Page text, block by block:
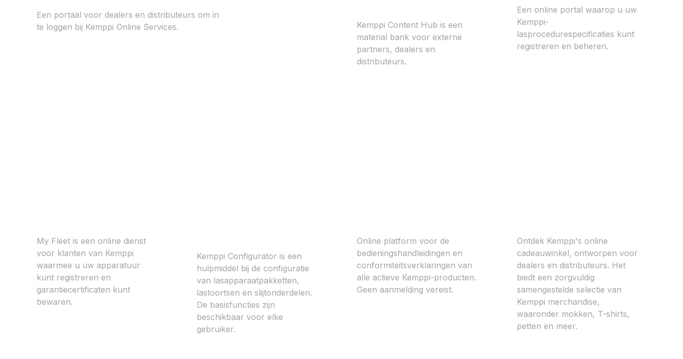
Een portaal voor dealers en distributeurs om in
te loggen bij Kemppi Online Services.
Kemppi Content Hub is een
material bank voor externe
partners, dealers en
distributeurs.
Een online portal waarop u uw
Kemppi-
lasprocedurespecificaties kunt
registreren en beheren.
My Fleet is een online dienst
voor klanten van Kemppi
waarmee u uw apparatuur
kunt registreren en
garantiecertificaten kunt
bewaren.
Kemppi Configurator is een
hulpmiddel bij de configuratie
van lasapparaatpakketten,
lastoortsen en slijtonderdelen.
De basisfuncties zijn
beschikbaar voor elke
gebruiker.
Online platform voor de
bedieningshandleidingen en
conformiteitsverklaringen van
alle actieve Kemppi-producten.
Geen aanmelding vereist.
Ontdek Kemppi's online
cadeauwinkel, ontworpen voor
dealers en distributeurs. Het
biedt een zorgvuldig
samengestelde selectie van
Kemppi merchandise,
waaronder mokken, T-shirts,
petten en meer.